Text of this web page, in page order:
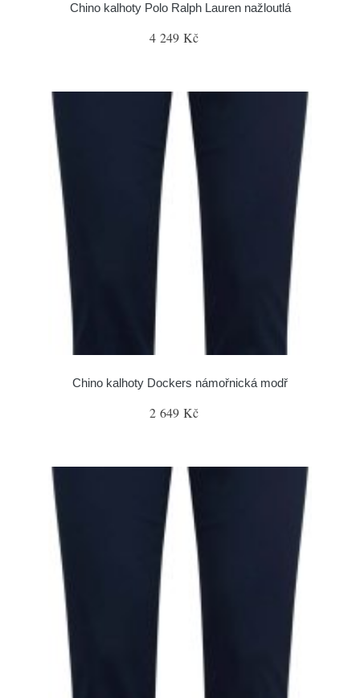
Chino kalhoty Polo Ralph Lauren nažloutlá
4 249 Kč
Chino kalhoty Dockers námořnická modř
2 649 Kč